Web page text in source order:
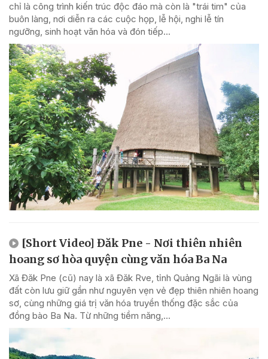
chỉ là công trình kiến trúc độc đáo mà còn là "trái tim" của
buôn làng, nơi diễn ra các cuộc họp, lễ hội, nghi lễ tín
ngưỡng, sinh hoạt văn hóa và đón tiếp...
[Short Video] Đăk Pne - Nơi thiên nhiên
hoang sơ hòa quyện cùng văn hóa Ba Na
Xã Đăk Pne (cũ) nay là xã Đăk Rve, tỉnh Quảng Ngãi là vùng
đất còn lưu giữ gần như nguyên vẹn vẻ đẹp thiên nhiên hoang
sơ, cùng những giá trị văn hóa truyền thống đặc sắc của
đồng bào Ba Na. Từ những tiềm năng,...